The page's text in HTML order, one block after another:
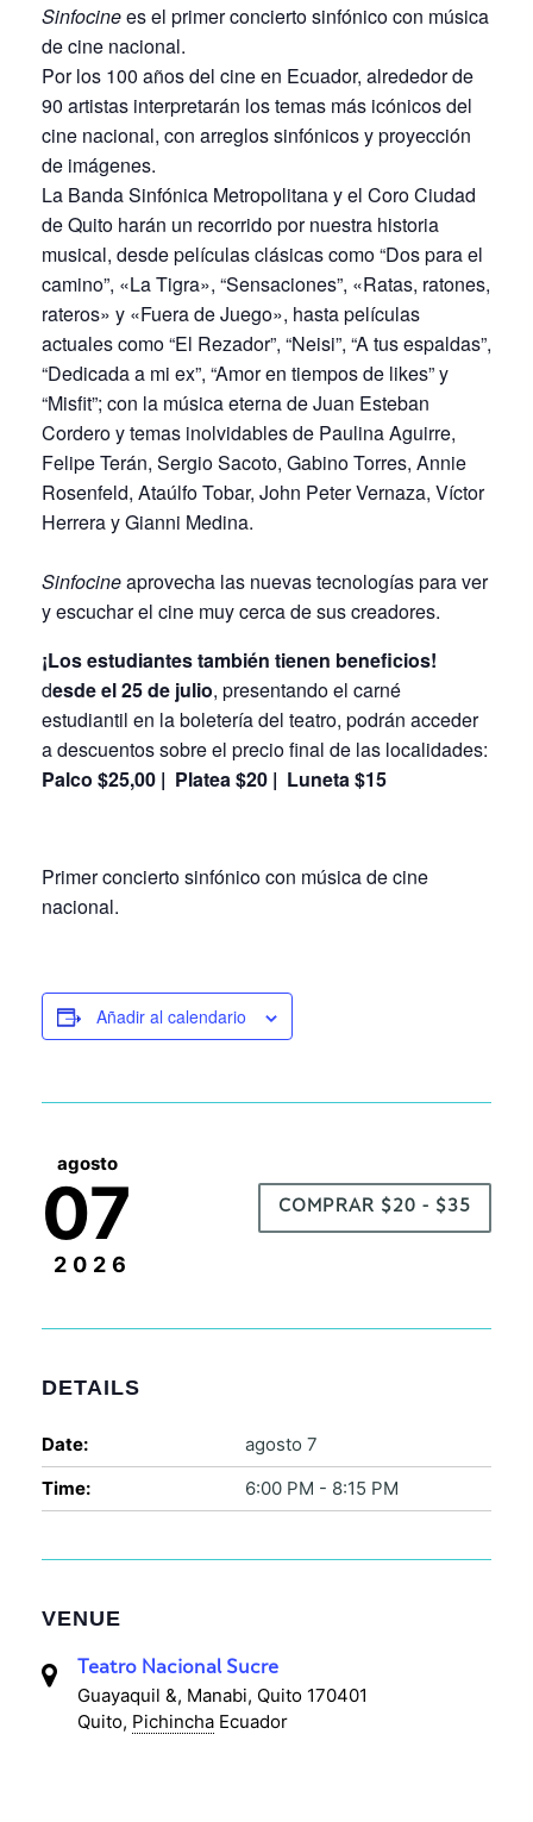
Sinfocinees el primer concierto sinfónico con música
de cine nacional.
Por los 100 años del cine en Ecuador, alrededor de
90 artistas interpretarán los temas más icónicos del
cine nacional, con arreglos sinfónicos y proyección
de imágenes.
La Banda Sinfónica Metropolitana y el Coro Ciudad
de Quito harán un recorrido por nuestra historia
musical, desde películas clásicas como “Dos para el
camino”, «La Tigra», “Sensaciones”, «Ratas, ratones,
rateros» y «Fuera de Juego», hasta películas
actuales como “El Rezador”, “Neisi”, “A tus espaldas”,
“Dedicada a mi ex”, “Amor en tiempos de likes” y
“Misfit”; con la música eterna de Juan Esteban
Cordero y temas inolvidables de Paulina Aguirre,
Felipe Terán, Sergio Sacoto, Gabino Torres, Annie
Rosenfeld, Ataúlfo Tobar, John Peter Vernaza, Víctor
Herrera y Gianni Medina.
Sinfocineaprovecha las nuevas tecnologías para ver
y escuchar el cine muy cerca de sus creadores.
¡Los estudiantes también tienen beneficios!
desde el 25 de julio, presentando el carné
estudiantil en la boletería del teatro, podrán acceder
a descuentos sobre el precio final de las localidades:
Palco $25,00 | Platea $20 | Luneta $15
Primer concierto sinfónico con música de cine
nacional.
Añadir al calendario
agosto
07
2026
COMPRAR $20 - $35
DETAILS
Date:
agosto 7
Time:
6:00 PM - 8:15 PM
VENUE
Teatro Nacional Sucre
Guayaquil &, Manabi, Quito 170401
Quito, Pichincha Ecuador